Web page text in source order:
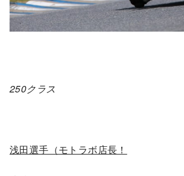
250クラス
浅田選手（モトラボ店長！